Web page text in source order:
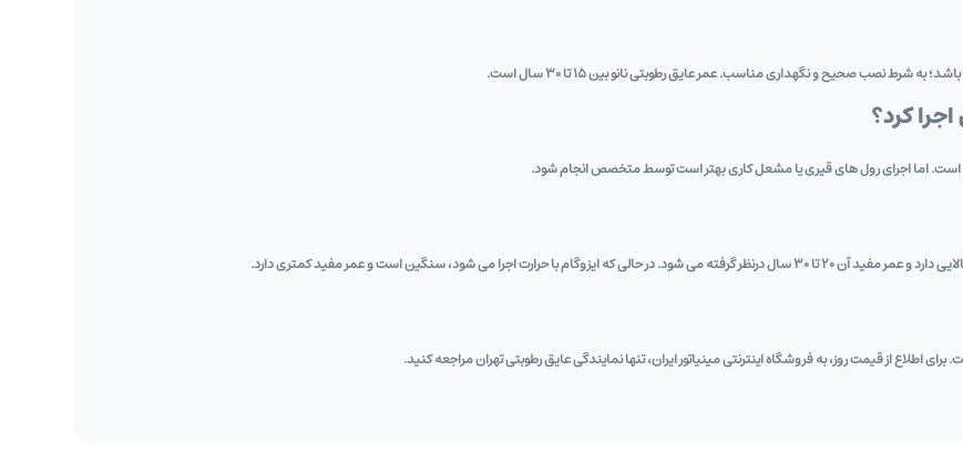
کرد؟
است. اما اجرای رول‌ های قیری یا مشعل ‌کاری بهتر است توسط متخصص انجام شود.
اطلاع از قیمت روز، به فروشگاه اینترنتی مینیاتور ایران، تنها نمایندگی عایق رطوبتی تهران مراجعه کنید.